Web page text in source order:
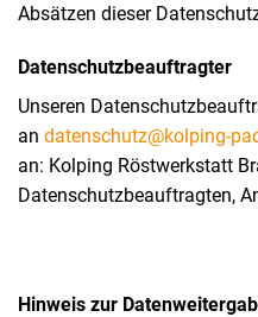
Absätzen dieser
Datenschutz­beauftragter
Unseren
an datenschutz@kolping-
an: Kolping Röstwerkstatt
Datenschutzbeauftragten,
Hinweis zur